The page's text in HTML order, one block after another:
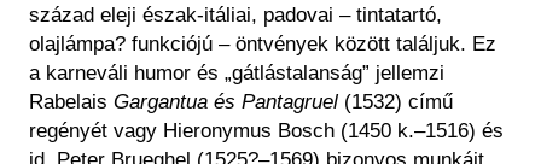
század eleji észak-itáliai, padovai – tintatartó,
olajlámpa? funkciójú – öntvények között találjuk. Ez
a karneváli humor és „gátlástalanság” jellemzi
Rabelais Gargantua és Pantagruel (1532) című
regényét vagy Hieronymus Bosch (1450 k.–1516) és